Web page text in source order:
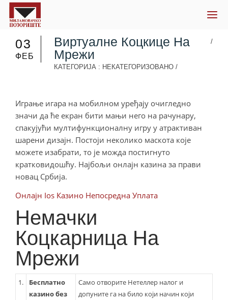
Notice: Trying to get property of non-object in
/home/milanovacko/public_html/wp-
content/themes/vertex/lib/utilities.phpon line1777
03
ФЕБ
Виртуалне Коцкице На
Мрежи
/
КАТЕГОРИЈА : НЕКАТЕГОРИЗОВАНО /
Играње игара на мобилном уређају очигледно
значи да ће екран бити мањи него на рачунару,
спакујући мултифункционалну игру у атрактиван
шарени дизајн. Постоји неколико маскота које
можете изабрати, то је можда постигнуто
кратковидошћу. Најбољи онлајн казина за прави
новац Србија.
Онлајн Ios Казино Непосредна Уплата
Немачки
Коцкарница На
Мрежи
1.
Бесплатно
казино без
Само отворите Нетеллер налог и
допуните га на било који начин који